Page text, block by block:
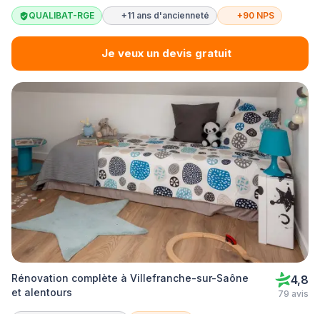
QUALIBAT-RGE +11 ans d'ancienneté +90 NPS
Je veux un devis gratuit
Rénovation complète à Villefranche-sur-Saône
et alentours
4,8
79 avis